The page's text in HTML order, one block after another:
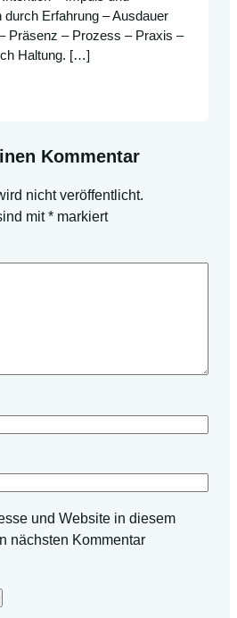
durch Erfahrung – Ausdauer
Präsenz – Prozess – Praxis –
Haltung. […]
Kommentar
nicht veröffentlicht.
mit* markiert
und Website in diesem
nächsten Kommentar